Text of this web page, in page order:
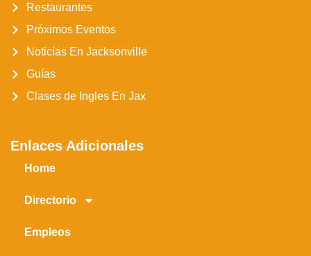
Restaurantes
Próximos Eventos
Noticias En Jacksonville
Guías
Clases de Ingles En Jax
Enlaces Adicionales
Home
Directorio
Empleos